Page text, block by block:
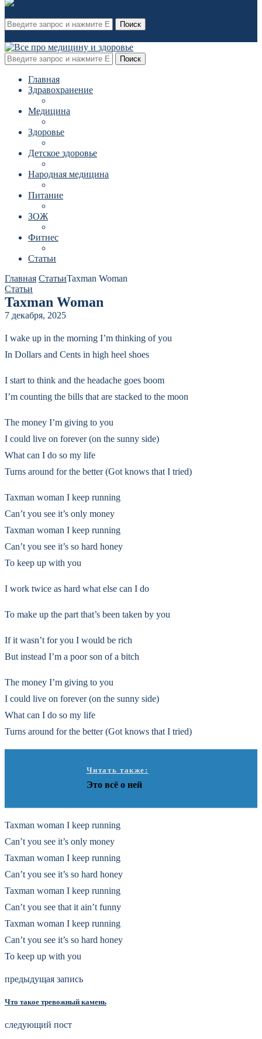
Поиск
Поиск
Главная
Здравохранение
Медицина
Здоровье
Детское здоровье
Народная медицина
Питание
ЗОЖ
Фитнес
Статьи
Главная СтатьиTaxman Woman
Статьи
Taxman Woman
7 декабря, 2025
I wake up in the morning I’m thinking of you
In Dollars and Cents in high heel shoes
I start to think and the headache goes boom
I’m counting the bills that are stacked to the moon
The money I’m giving to you
I could live on forever (on the sunny side)
What can I do so my life
Turns around for the better (Got knows that I tried)
Taxman woman I keep running
Can’t you see it’s only money
Taxman woman I keep running
Can’t you see it’s so hard honey
To keep up with you
I work twice as hard what else can I do
To make up the part that’s been taken by you
If it wasn’t for you I would be rich
But instead I’m a poor son of a bitch
The money I’m giving to you
I could live on forever (on the sunny side)
What can I do so my life
Turns around for the better (Got knows that I tried)
Читать также:
Это всё о ней
Taxman woman I keep running
Can’t you see it’s only money
Taxman woman I keep running
Can’t you see it’s so hard honey
Taxman woman I keep running
Can’t you see that it ain’t funny
Taxman woman I keep running
Can’t you see it’s so hard honey
To keep up with you
предыдущая запись
Что такое тревожный камень
следующий пост